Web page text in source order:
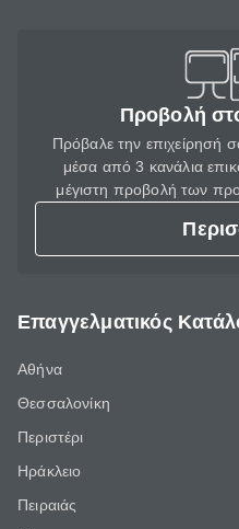
Προβολή
Πρόβαλε την επιχείρησή
μέσα από 3 κανάλια
μέγιστη προβολή των
Επαγγελματικός
Αθήνα
Θεσσαλονίκη
Περιστέρι
Ηράκλειο
Πειραιάς